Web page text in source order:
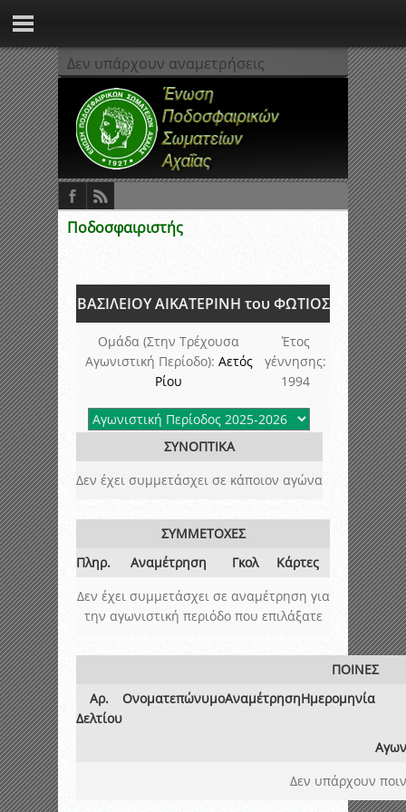
Δεν υπάρχουν αναμετρήσεις
Ποδοσφαιριστής
ΒΑΣΙΛΕΙΟΥ ΑΙΚΑΤΕΡΙΝΗ του ΦΩΤΙΟΣ
Ομάδα (Στην Τρέχουσα
Αγωνιστική Περίοδο): Αετός
Ρίου
Έτος
γέννησης:
1994
ΣΥΝΟΠΤΙΚΑ
Δεν έχει συμμετάσχει σε κάποιον αγώνα
ΣΥΜΜΕΤΟΧΕΣ
Πληρ.
Αναμέτρηση Γκολ
Κάρτες
Δεν έχει συμμετάσχει σε αναμέτρηση για
την αγωνιστική περιόδο που επιλάξατε
ΠΟΙΝΕΣ
Αρ.
Δελτίου
ΟνοματεπώνυμοΑναμέτρησηΗμερομηνία
Δεν υπάρχουν